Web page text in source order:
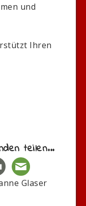
und
Ihren
teilen...
Glaser